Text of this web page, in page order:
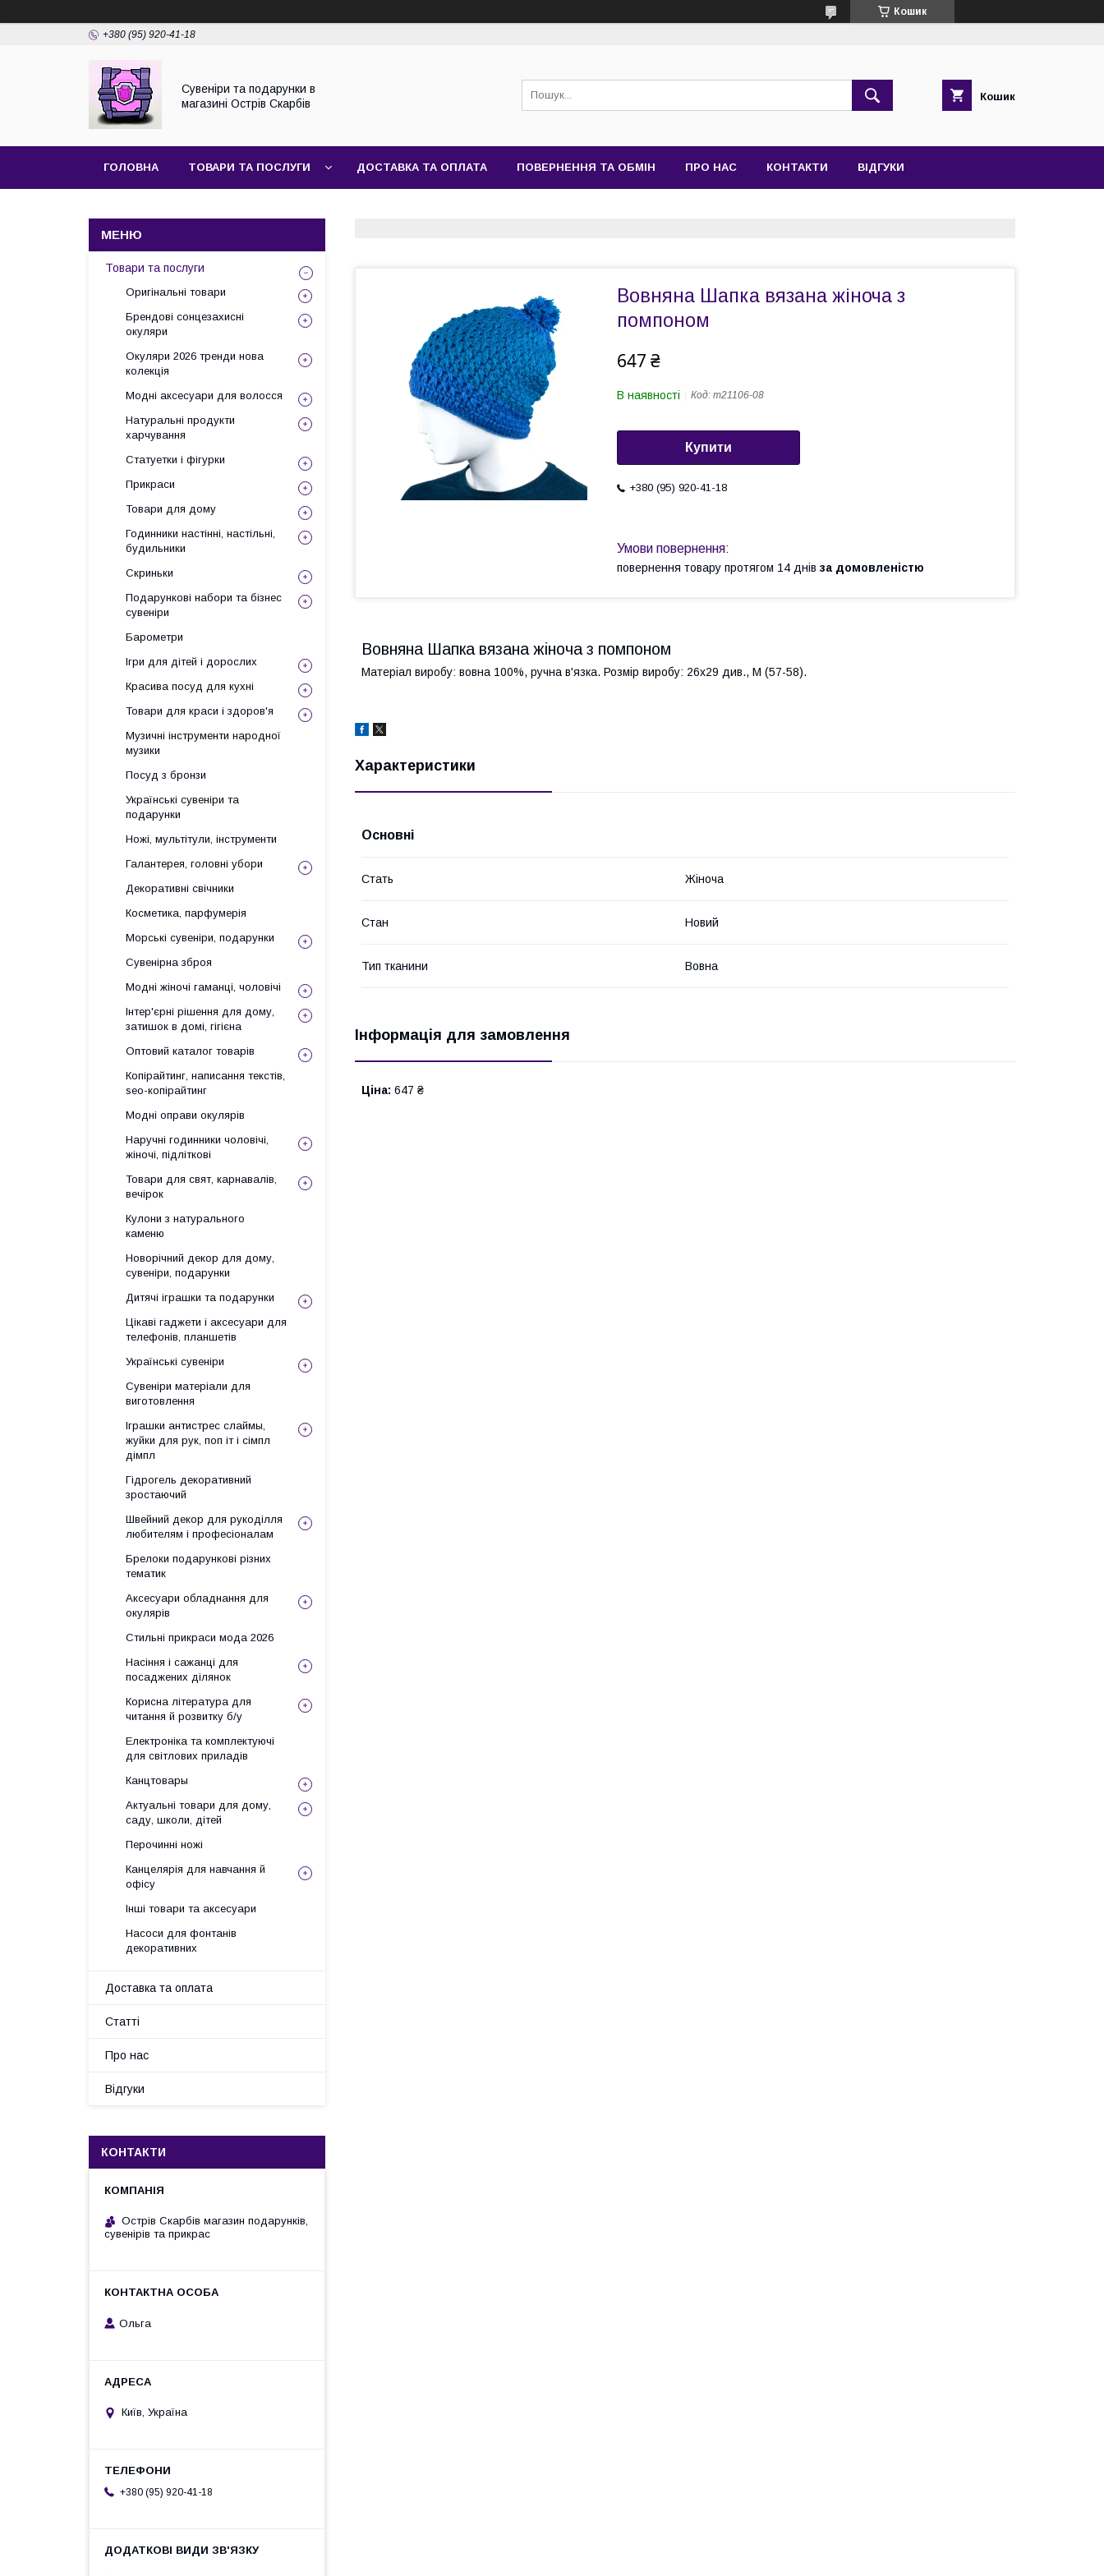
Кошик
+380 (95) 920-41-18
Сувеніри та подарунки в
магазині Острів Скарбів
Кошик
ГОЛОВНА ТОВАРИ ТА ПОСЛУГИ ДОСТАВКА ТА ОПЛАТА ПОВЕРНЕННЯ ТА ОБМІН ПРО НАС КОНТАКТИ ВІДГУКИ
Вовняна Шапка вязана жіноча з
помпоном
647 ₴
В наявності Код: m21106-08
Купити
+380 (95) 920-41-18
повернення товару протягом 14 днів за домовленістю
Вовняна Шапка вязана жіноча з помпоном
Матеріал виробу: вовна 100%, ручна в'язка. Розмір виробу: 26х29 див., М (57-58).
Характеристики
Основні
Стать Жіноча
Стан Новий
Тип тканини Вовна
Інформація для замовлення
Ціна: 647 ₴
Товари та послуги
Оригінальні товари
Брендові сонцезахисні
окуляри
Окуляри 2026 тренди нова
колекція
Модні аксесуари для волосся
Натуральні продукти
харчування
Статуетки і фігурки
Прикраси
Товари для дому
Годинники настінні, настільні,
будильники
Скриньки
Подарункові набори та бізнес
сувеніри
Барометри
Ігри для дітей і дорослих
Красива посуд для кухні
Товари для краси і здоров'я
Музичні інструменти народної
музики
Посуд з бронзи
Українські сувеніри та
подарунки
Ножі, мультітули, інструменти
Галантерея, головні убори
Декоративні свічники
Косметика, парфумерія
Морські сувеніри, подарунки
Сувенірна зброя
Модні жіночі гаманці, чоловічі
Інтер'єрні рішення для дому,
затишок в домі, гігієна
Оптовий каталог товарів
Копірайтинг, написання текстів,
seo-копірайтинг
Модні оправи окулярів
Наручні годинники чоловічі,
жіночі, підліткові
Товари для свят, карнавалів,
вечірок
Кулони з натурального
каменю
Новорічний декор для дому,
сувеніри, подарунки
Дитячі іграшки та подарунки
Цікаві гаджети і аксесуари для
телефонів, планшетів
Українські сувеніри
Сувеніри матеріали для
виготовлення
Іграшки антистрес слаймы,
жуйки для рук, поп іт і сімпл
дімпл
Гідрогель декоративний
зростаючий
Швейний декор для рукоділля
любителям і професіоналам
Брелоки подарункові різних
тематик
Аксесуари обладнання для
окулярів
Стильні прикраси мода 2026
Насіння і сажанці для
посаджених ділянок
Корисна література для
читання й розвитку б/у
Електроніка та комплектуючі
для світлових приладів
Канцтовары
Актуальні товари для дому,
саду, школи, дітей
Перочинні ножі
Канцелярія для навчання й
офісу
Інші товари та аксесуари
Насоси для фонтанів
декоративних
Доставка та оплата
Статті
Про нас
Відгуки
КОНТАКТИ
Острів Скарбів магазин подарунків,
сувенірів та прикрас
Ольга
Київ, Україна
+380 (95) 920-41-18